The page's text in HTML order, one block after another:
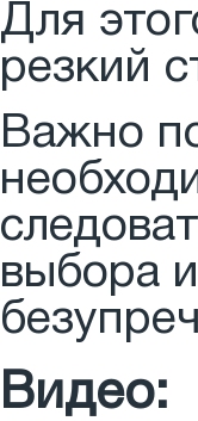
Для
резкий
Важно
выбора
Видео: